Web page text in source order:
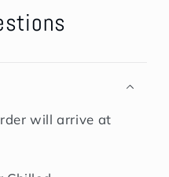
will arrive at